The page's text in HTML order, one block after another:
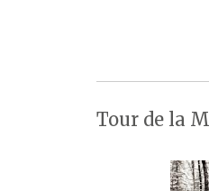
Tour de la